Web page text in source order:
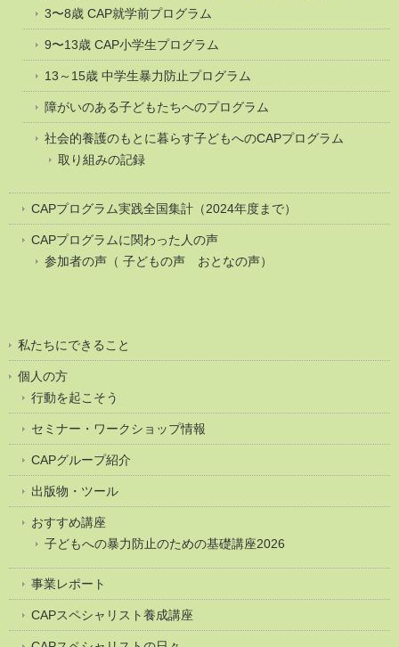
3〜8歳 CAP就学前プログラム
9〜13歳 CAP小学生プログラム
13～15歳 中学生暴力防止プログラム
障がいのある子どもたちへのプログラム
社会的養護のもとに暮らす子どもへのCAPプログラム
取り組みの記録
CAPプログラム実践全国集計（2024年度まで）
CAPプログラムに関わった人の声
参加者の声（ 子どもの声 おとなの声）
私たちにできること
個人の方
行動を起こそう
セミナー・ワークショップ情報
CAPグループ紹介
出版物・ツール
おすすめ講座
子どもへの暴力防止のための基礎講座2026
事業レポート
CAPスペシャリスト養成講座